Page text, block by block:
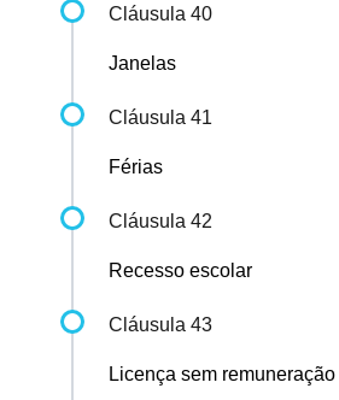
Cláusula 40
Janelas
Cláusula 41
Férias
Cláusula 42
Recesso escolar
Cláusula 43
Licença sem remuneração